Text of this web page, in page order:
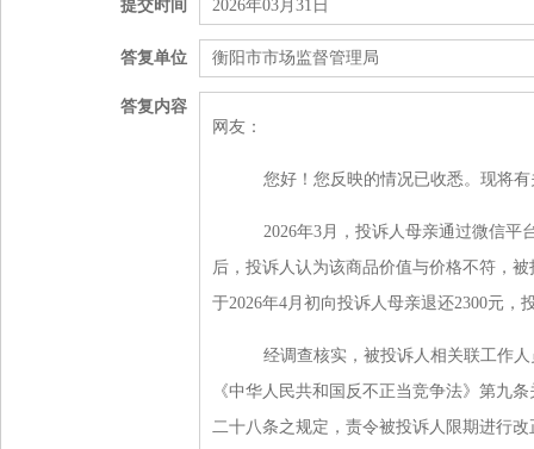
提交时间 2026年03月31日
答复单位 衡阳市市场监督管理局
答复内容
网友：
您好！您反映的情况已收悉。现将
2026年3月，投诉人母亲通过微信平
后，投诉人认为该商品价值与价格不符，
于2026年4月初向投诉人母亲退还2300元
经调查核实，被投诉人相关联工作
《中华人民共和国反不正当竞争法》第九
二十八条之规定，责令被投诉人限期进行